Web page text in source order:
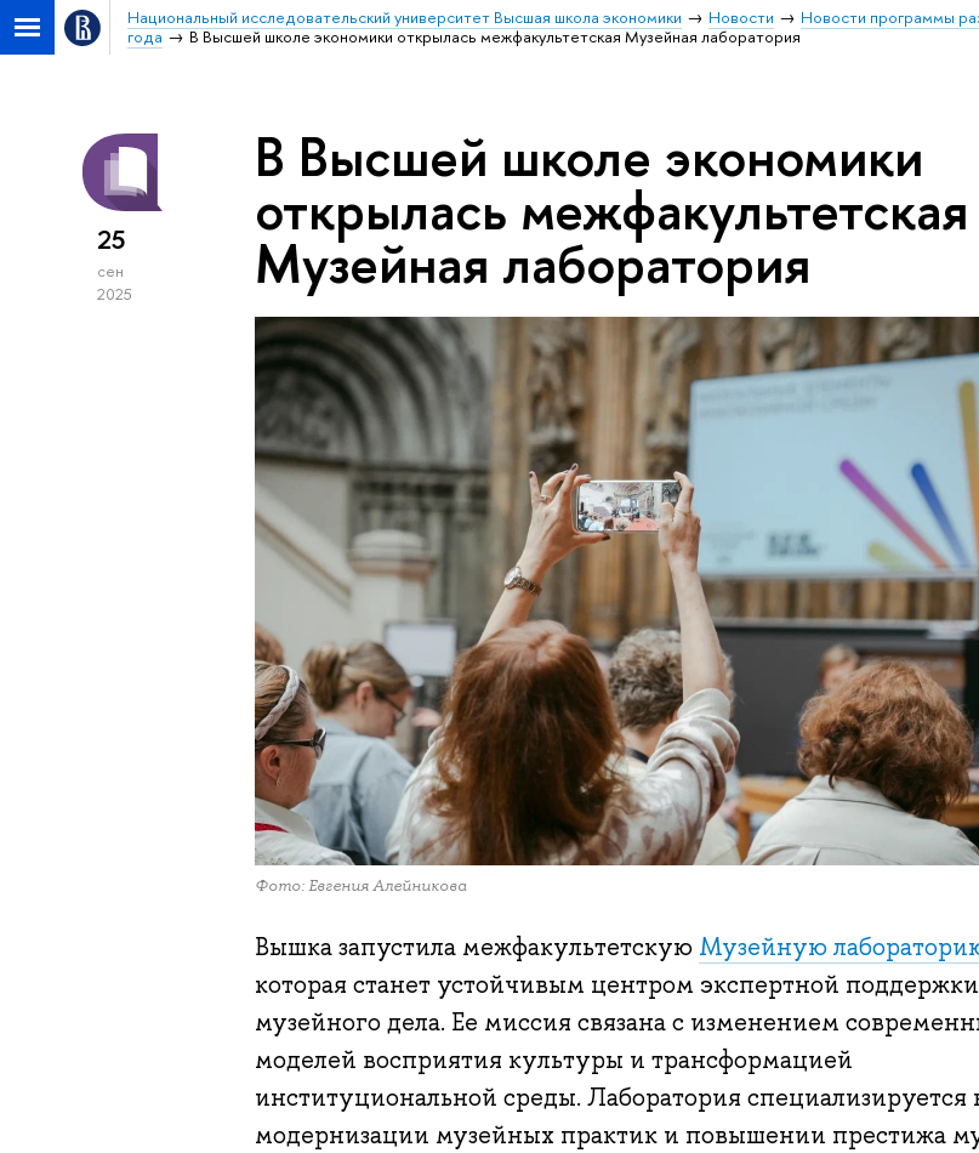
Национальный исследовательский университет Высшая школа экономики Новости
Новости программы
года
В Высшей школе экономики открылась межфакультетская Музейная лаборатория
25
сен
2025
В Высшей школе экономики
открылась межфакультетская
Музейная лаборатория
Фото: Евгения Алейникова
Вышка запустила межфакультетскую Музейную
которая станет устойчивым центром экспертной
музейного дела. Ее миссия связана с изменением
моделей восприятия культуры и трансформацией
институциональной среды. Лаборатория специализируется
модернизации музейных практик и повышении престижа